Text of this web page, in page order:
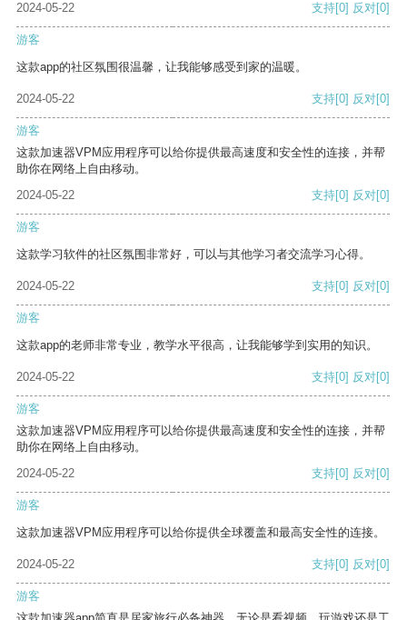
2024-05-22
支持[0] 反对[0]
游客
这款app的社区氛围很温馨，让我能够感受到家的温暖。
2024-05-22 支持[0] 反对[0]
游客
这款加速器VPM应用程序可以给你提供最高速度和安全性的连接，并帮
助你在网络上自由移动。
2024-05-22
支持[0] 反对[0]
游客
这款学习软件的社区氛围非常好，可以与其他学习者交流学习心得。
2024-05-22 支持[0] 反对[0]
游客
这款app的老师非常专业，教学水平很高，让我能够学到实用的知识。
2024-05-22 支持[0] 反对[0]
游客
这款加速器VPM应用程序可以给你提供最高速度和安全性的连接，并帮
助你在网络上自由移动。
2024-05-22
支持[0] 反对[0]
游客
这款加速器VPM应用程序可以给你提供全球覆盖和最高安全性的连接。
2024-05-22 支持[0] 反对[0]
游客